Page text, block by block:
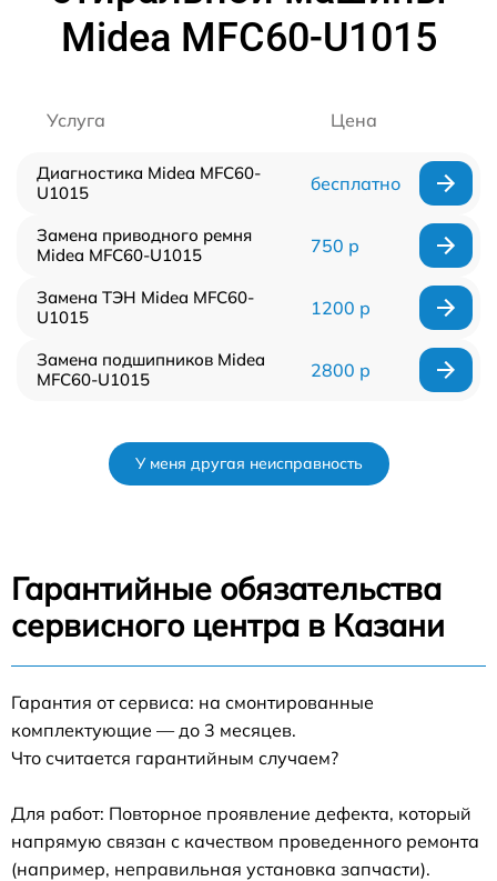
Midea MFC60-U1015
Услуга Цена
Диагностика Midea MFC60-
U1015
бесплатно
Замена приводного ремня
Midea MFC60-U1015
750 р
Замена ТЭН Midea MFC60-
U1015
1200 р
Замена подшипников Midea
MFC60-U1015
2800 р
У меня другая неисправность
Гарантийные обязательства
сервисного центра в Казани
Гарантия от сервиса: на смонтированные
комплектующие — до 3 месяцев.
Что считается гарантийным случаем?
Для работ: Повторное проявление дефекта, который
напрямую связан с качеством проведенного ремонта
(например, неправильная установка запчасти).